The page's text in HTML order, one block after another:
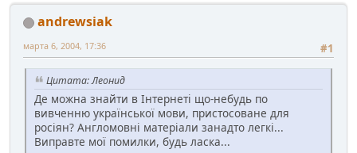
andrewsiak
#1
марта 6, 2004, 17:36
Цитата: Леонид
Де можна знайти в Інтернеті що-небудь по
вивченню української мови, пристосоване для
росіян? Англомовні матеріали занадто легкі...
Виправте мої помилки, будь ласка...